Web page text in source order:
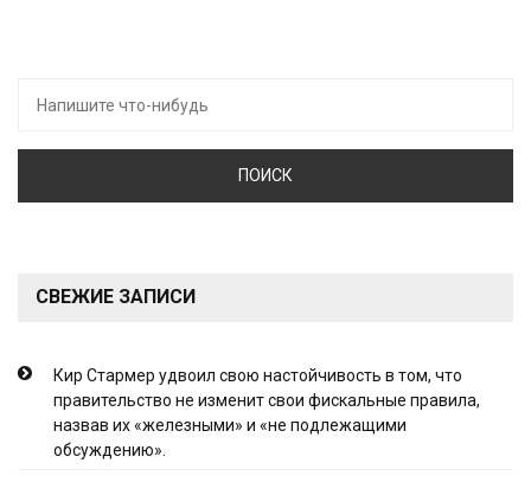
СВЕЖИЕ ЗАПИСИ
Кир Стармер удвоил свою настойчивость в том, что
правительство не изменит свои фискальные правила,
назвав их «железными» и «не подлежащими
обсуждению».